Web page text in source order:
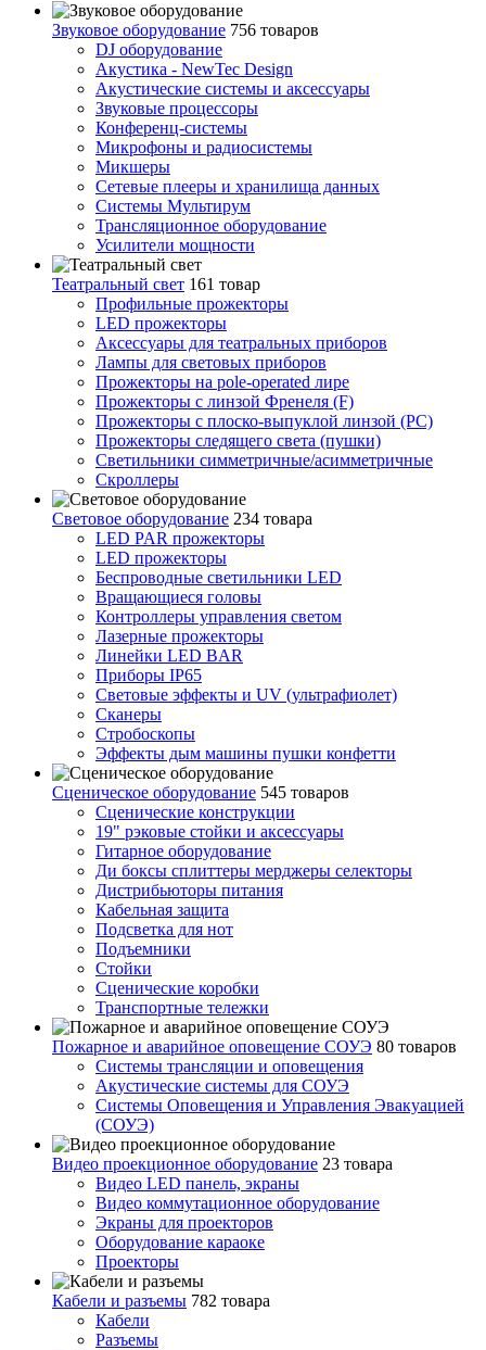
Звуковое оборудование 756 товаров
DJ оборудование
Акустика - NewTec Design
Акустические системы и аксессуары
Звуковые процессоры
Конференц-системы
Микрофоны и радиосистемы
Микшеры
Сетевые плееры и хранилища данных
Системы Мультирум
Трансляционное оборудование
Усилители мощности
Театральный свет 161 товар
Профильные прожекторы
LED прожекторы
Аксессуары для театральных приборов
Лампы для световых приборов
Прожекторы на pole-operated лире
Прожекторы с линзой Френеля (F)
Прожекторы с плоско-выпуклой линзой (PC)
Прожекторы следящего света (пушки)
Светильники симметричные/асимметричные
Скроллеры
Световое оборудование 234 товара
LED PAR прожекторы
LED прожекторы
Беспроводные светильники LED
Вращающиеся головы
Контроллеры управления светом
Лазерные прожекторы
Линейки LED BAR
Приборы IP65
Световые эффекты и UV (ультрафиолет)
Сканеры
Стробоскопы
Эффекты дым машины пушки конфетти
Сценическое оборудование 545 товаров
Сценические конструкции
19" рэковые стойки и аксесcуары
Гитарное оборудование
Ди боксы сплиттеры мерджеры селекторы
Дистрибьюторы питания
Кабельная защита
Подсветка для нот
Подъемники
Стойки
Сценические коробки
Транспортные тележки
Пожарное и аварийное оповещение СОУЭ 80 товаров
Cистемы трансляции и оповещения
Акустические системы для СОУЭ
Системы Оповещения и Управления Эвакуацией
(СОУЭ)
Видео проекционное оборудование 23 товара
Видео LED панель, экраны
Видео коммутационное оборудование
Экраны для проекторов
Оборудование караоке
Проекторы
Кабели и разъемы 782 товара
Кабели
Разъемы